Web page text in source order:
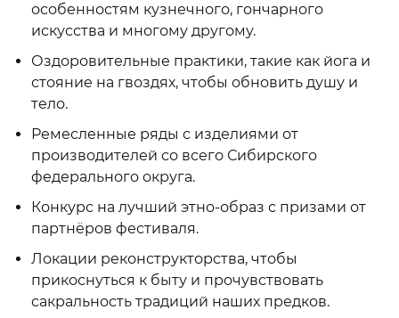
особенностям кузнечного, гончарного
искусства и многому другому.
Оздоровительные практики, такие как йога и
стояние на гвоздях, чтобы обновить душу и
тело.
Ремесленные ряды с изделиями от
производителей со всего Сибирского
федерального округа.
Конкурс на лучший этно-образ с призами от
партнёров фестиваля.
Локации реконструкторства, чтобы
прикоснуться к быту и прочувствовать
сакральность традиций наших предков.